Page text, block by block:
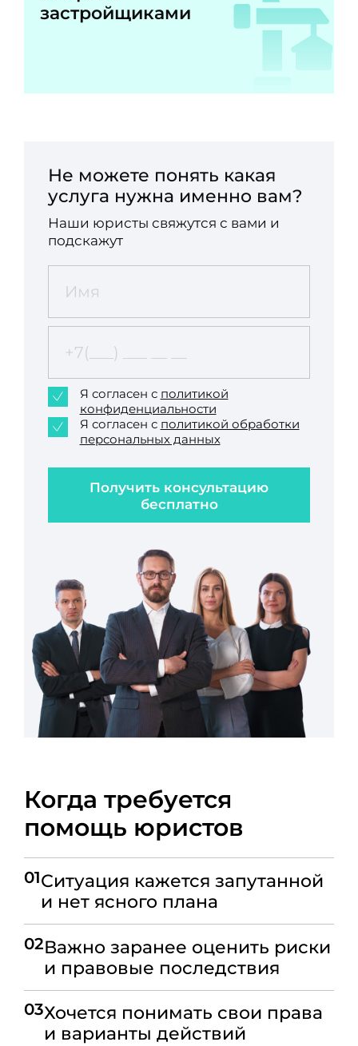
застройщиками
Не можете понять какая
услуга нужна именно вам?
Наши юристы свяжутся с вами и
подскажут
Получить консультацию
бесплатно
Я согласен с политикой
конфиденциальности
Я согласен с политикой обработки
персональных данных
Когда требуется
помощь юристов
01Ситуация кажется запутанной
и нет ясного плана
02Важно заранее оценить риски
и правовые последствия
03Хочется понимать свои права
и варианты действий